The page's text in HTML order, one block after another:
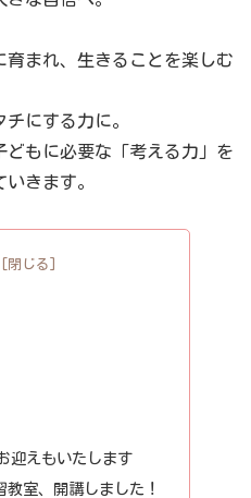
まれ、生きることを楽しむ
にする力に。
もに必要な「考える力」を
きます。
迎えもいたします
教室、開講しました！